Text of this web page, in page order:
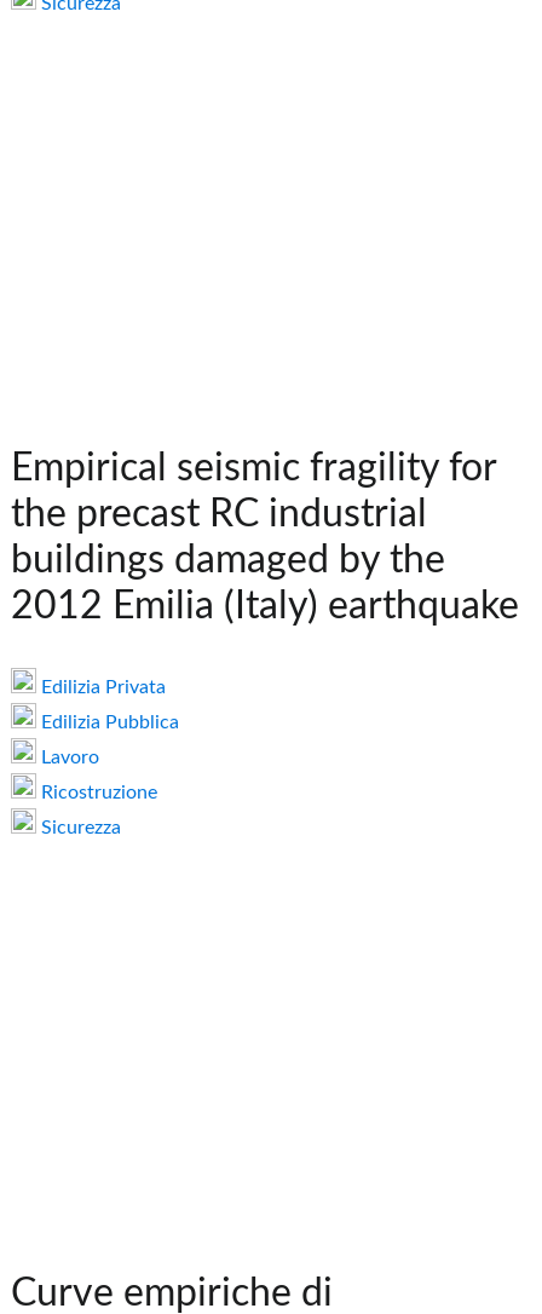
Empirical seismic fragility for
the precast RC industrial
buildings damaged by the
2012 Emilia (Italy) earthquake
Edilizia Privata
Edilizia Pubblica
Lavoro
Ricostruzione
Sicurezza
Curve empiriche di